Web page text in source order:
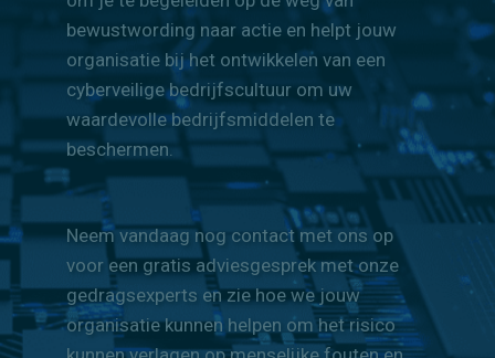
plaatsgevonden.
Kom nu in actie en
verander jouw team in een waakzame
verdedigingslinie. Northwave staat klaar
om je te begeleiden op de weg van
bewustwording naar actie en helpt jouw
organisatie bij het ontwikkelen van een
cyberveilige bedrijfscultuur om uw
waardevolle bedrijfsmiddelen te
beschermen.
Neem vandaag nog contact met ons op